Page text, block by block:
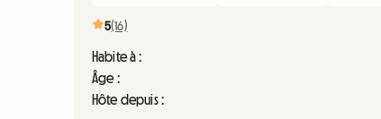
5(16)
Habite à :
Âge :
Hôte depuis :